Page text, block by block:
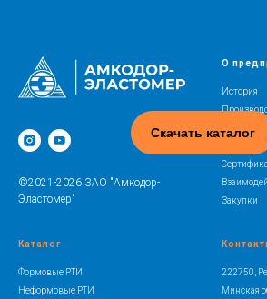
Скачать каталог
©2021-2026 ЗАО "Амкодор-
Эластомер"
О
История
Освоение
Закупки
Каталог
Формовые РТИ
Неформовые РТИ
222750,
Минская